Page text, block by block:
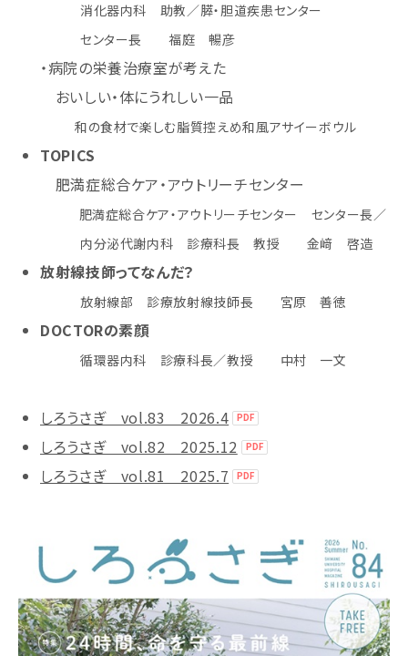
消化器内科 助教／膵・胆道疾患センター
センター長 福庭 暢彦
・病院の栄養治療室が考えた
おいしい・体にうれしい一品
和の食材で楽しむ脂質控えめ和風アサイーボウル
TOPICS
肥満症総合ケア・アウトリーチセンター
肥満症総合ケア・アウトリーチセンター センター長／
内分泌代謝内科 診療科長 教授 金﨑 啓造
放射線技師ってなんだ？
放射線部 診療放射線技師長 宮原 善徳
DOCTORの素顔
循環器内科 診療科長／教授 中村 一文
しろうさぎ vol.83 2026.4
しろうさぎ vol.82 2025.12
しろうさぎ vol.81 2025.7